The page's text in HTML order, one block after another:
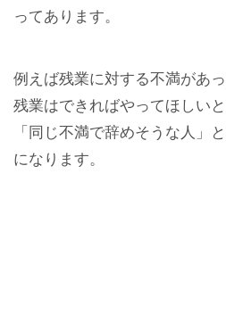
ってあります。
例えば残業に対する不満があ
残業はできればやってほしい
「同じ不満で辞めそうな人」
になります。